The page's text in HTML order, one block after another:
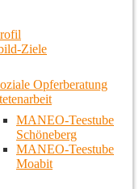
Ziele
Opferberatung
MANEO-Teestube
Schöneberg
MANEO-Teestube
Moabit